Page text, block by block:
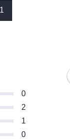
1
0
2
1
0